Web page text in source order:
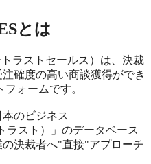
とは
ラストセールス）は、決裁
確度の高い商談獲得ができ
ォームです。
のビジネス
ラスト）」のデータベース
決裁者へ"直接"アプローチ